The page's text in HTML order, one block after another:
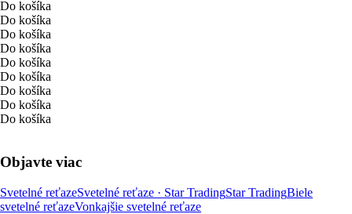
Do košíka
Do košíka
Do košíka
Do košíka
Do košíka
Do košíka
Do košíka
Do košíka
Do košíka
Objavte viac
Svetelné reťazeSvetelné reťaze · Star TradingStar TradingBiele
svetelné reťazeVonkajšie svetelné reťaze